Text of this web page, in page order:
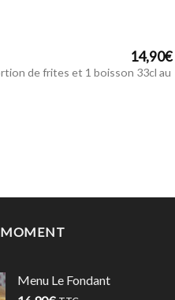
14,90€
de frites et 1 boisson 33cl au
MOMENT
Menu Le Fondant